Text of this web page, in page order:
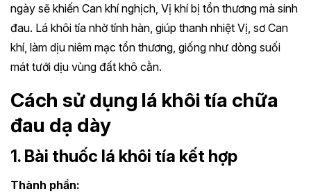
ngày sẽ khiến Can khí nghịch, Vị khí bị tổn thương mà sinh
đau. Lá khôi tía nhờ tính hàn, giúp thanh nhiệt Vị, sơ Can
khí, làm dịu niêm mạc tổn thương, giống như dòng suối
mát tưới dịu vùng đất khô cằn.
Cách sử dụng lá khôi tía chữa
đau dạ dày
1. Bài thuốc lá khôi tía kết hợp
Thành phần: